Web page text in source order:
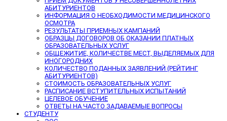
АБИТУРИЕНТОВ
ИНФОРМАЦИЯ О НЕОБХОДИМОСТИ МЕДИЦИНСКОГО
ОСМОТРА
РЕЗУЛЬТАТЫ ПРИЕМНЫХ КАМПАНИЙ
ОБРАЗЦЫ ДОГОВОРОВ ОБ ОКАЗАНИИ ПЛАТНЫХ
ОБРАЗОВАТЕЛЬНЫХ УСЛУГ
ОБЩЕЖИТИЕ, КОЛИЧЕСТВЕ МЕСТ, ВЫДЕЛЯЕМЫХ ДЛЯ
ИНОГОРОДНИХ
КОЛИЧЕСТВО ПОДАННЫХ ЗАЯВЛЕНИЙ (РЕЙТИНГ
АБИТУРИЕНТОВ)
СТОИМОСТЬ ОБРАЗОВАТЕЛЬНЫХ УСЛУГ
РАСПИСАНИЕ ВСТУПИТЕЛЬНЫХ ИСПЫТАНИЙ
ЦЕЛЕВОЕ ОБУЧЕНИЕ
ОТВЕТЫ НА ЧАСТО ЗАДАВАЕМЫЕ ВОПРОСЫ
СТУДЕНТУ